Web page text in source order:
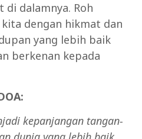
dalamnya. Roh
dengan hikmat dan
yang lebih baik
berkenan kepada
kepanjangan tangan-